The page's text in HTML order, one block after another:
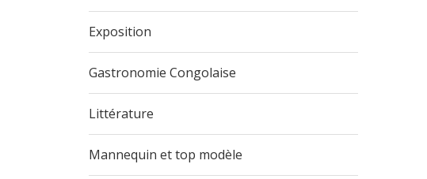
Exposition
Gastronomie Congolaise
Littérature
Mannequin et top modèle